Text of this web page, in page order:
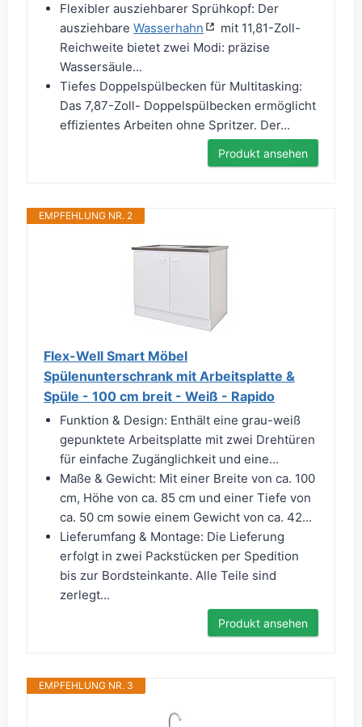
Flexibler ausziehbarer Sprühkopf: Der
ausziehbare Wasserhahn
mit 11,81-Zoll-
Reichweite bietet zwei Modi: präzise
Wassersäule...
Tiefes Doppelspülbecken für Multitasking:
Das 7,87-Zoll- Doppelspülbecken ermöglicht
effizientes Arbeiten ohne Spritzer. Der...
Produkt ansehen
EMPFEHLUNG NR. 2
Flex-Well Smart Möbel
Spülenunterschrank mit Arbeitsplatte &
Spüle - 100 cm breit - Weiß - Rapido
Funktion & Design: Enthält eine grau-weiß
gepunktete Arbeitsplatte mit zwei Drehtüren
für einfache Zugänglichkeit und eine...
Maße & Gewicht: Mit einer Breite von ca. 100
cm, Höhe von ca. 85 cm und einer Tiefe von
ca. 50 cm sowie einem Gewicht von ca. 42...
Lieferumfang & Montage: Die Lieferung
erfolgt in zwei Packstücken per Spedition
bis zur Bordsteinkante. Alle Teile sind
zerlegt...
Produkt ansehen
EMPFEHLUNG NR. 3